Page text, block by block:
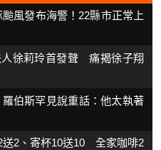
風發布海警！22縣市正常上
徐莉玲首發聲 痛揭徐子翔
伯斯罕見說重話：他太執著
送2、寄杯10送10 全家咖啡2